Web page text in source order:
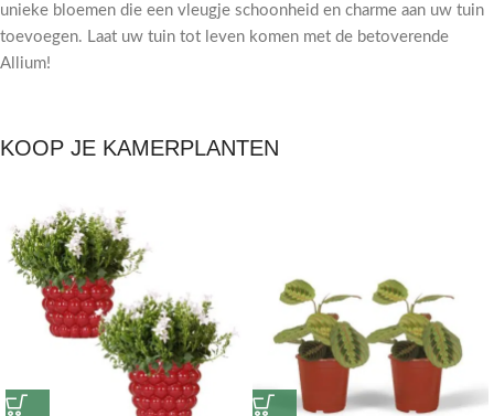
unieke bloemen die een vleugje schoonheid en charme aan uw tuin
toevoegen. Laat uw tuin tot leven komen met de betoverende
Allium!
KOOP JE KAMERPLANTEN